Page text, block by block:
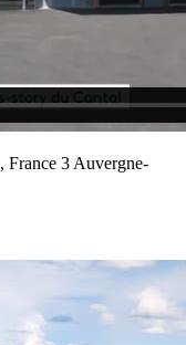
3 Auvergne-